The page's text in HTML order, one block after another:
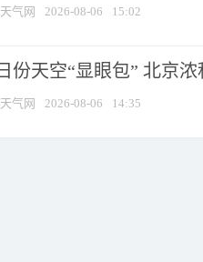
气网 2026-08-06 15:02
份天空“显眼包” 北京
气网 2026-08-06 14:35